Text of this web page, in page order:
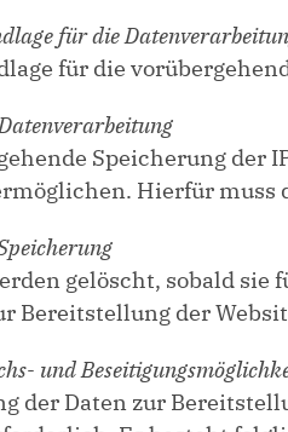
für die
für die
Speicherung der
Hierfür muss
gelöscht, sobald
Bereitstellung der
und
der Daten zur